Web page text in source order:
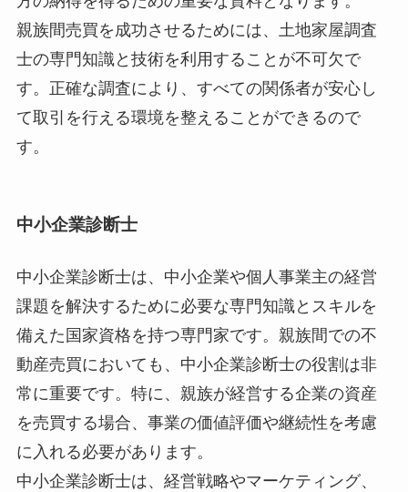
親族間売買を成功させるためには、土地家屋調査
士の専門知識と技術を利用することが不可欠で
す。正確な調査により、すべての関係者が安心し
て取引を行える環境を整えることができるので
す。
中小企業診断士
中小企業診断士は、中小企業や個人事業主の経営
課題を解決するために必要な専門知識とスキルを
備えた国家資格を持つ専門家です。親族間での不
動産売買においても、中小企業診断士の役割は非
常に重要です。特に、親族が経営する企業の資産
を売買する場合、事業の価値評価や継続性を考慮
に入れる必要があります。
中小企業診断士は、経営戦略やマーケティング、